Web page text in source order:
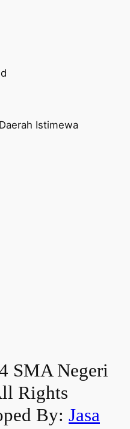
Istimewa
SMA Negeri
Rights
By: Jasa